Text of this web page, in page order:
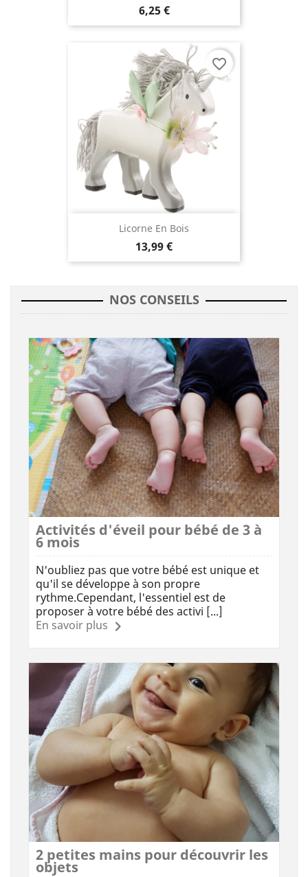
6,25 €
Licorne En Bois
13,99 €
favorite_border
NOS CONSEILS
Activités d'éveil pour bébé de 3 à
6 mois
N'oubliez pas que votre bébé est unique et
qu'il se développe à son propre
rythme.Cependant, l'essentiel est de
proposer à votre bébé des activi [...]
En savoir plus
2 petites mains pour découvrir les
objets